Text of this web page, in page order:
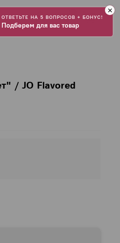
/ JO Flavored
ОТВЕТЬТЕ НА 5 ВОПРОСОВ + БОНУС!
Подберем для вас товар